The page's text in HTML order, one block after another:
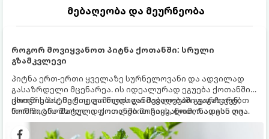
მებაღეობა და მეურნეობა
როგორ მოვიყვანოთ პიტნა ქოთანში: სრული
გზამკვლევი
პიტნა ერთ-ერთი ყველაზე სურნელოვანი და ადვილად
გასაზრდელი მცენარეა. ის იდეალურად ეგუება ქოთანში
ცხოვრებას, მეტიც, გამოცდილი მებაღეები გვირჩევენ,
რომ პიტნა მხოლოდ ქოთანში მოვიყვანოთ, რადგან ღია
გრუნტში (ბაღში) დარგვისას ის ფესვებით ძალიან
სწრაფად ვრცელდება და სხვა მცენარეებს ავიწროებს.
ქოთნის პიტნა მთელი წლის განმავლობაში გაგახარებთ
ნორჩი, არომატული ფოთლებით ჩაის, ლიმონათისა თუ
კერძებისთვის.